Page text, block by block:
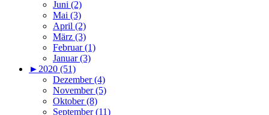
Juni (2)
Mai (3)
April (2)
März (3)
Februar (1)
Januar (3)
► 2020 (51)
Dezember (4)
November (5)
Oktober (8)
September (11)